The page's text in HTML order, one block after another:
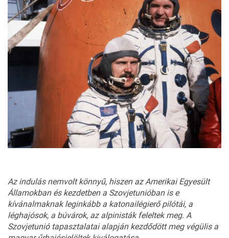
Az indulás nemvolt könnyű, hiszen az Amerikai Egyesült
Államokban és kezdetben a Szovjetunióban is e
kívánalmaknak leginkább a katonailégierő pilótái, a
léghajósok, a búvárok, az alpinisták feleltek meg. A
Szovjetunió tapasztalatai alapján kezdődött meg végülis a